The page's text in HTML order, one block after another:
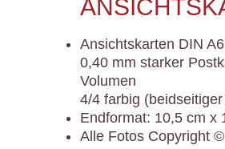
Ansichtskarten DIN
0,40 mm starker
Volumen
4/4 farbig
Endformat: 10,5 cm x
Alle Fotos Copyright